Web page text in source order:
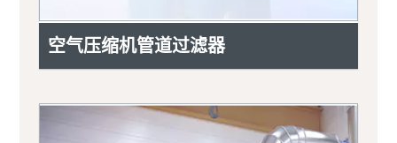
空气压缩机管道过滤器